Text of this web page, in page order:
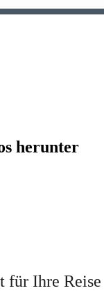
herunter
für Ihre Reise